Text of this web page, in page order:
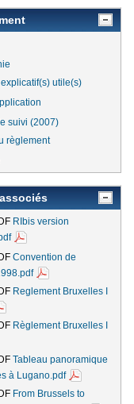
utile(s)
suivi (2007)
règlement
RIbis version
Convention de
Reglement Bruxelles I
Règlement Bruxelles I
Tableau panoramique
à Lugano.pdf
From Brussels to